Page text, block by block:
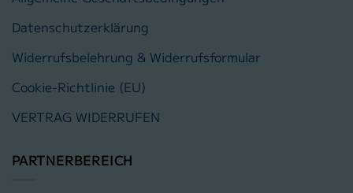
Datenschutzerklärung
Widerrufsbelehrung & Widerrufsformular
Cookie-Richtlinie (EU)
VERTRAG WIDERRUFEN
PARTNERBEREICH